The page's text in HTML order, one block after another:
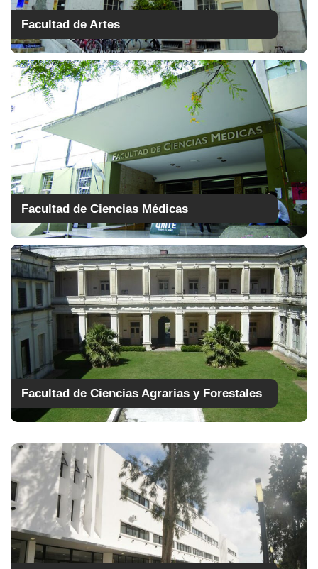
Facultad de Artes
Facultad de Ciencias Médicas
Facultad de Ciencias Agrarias y Forestales